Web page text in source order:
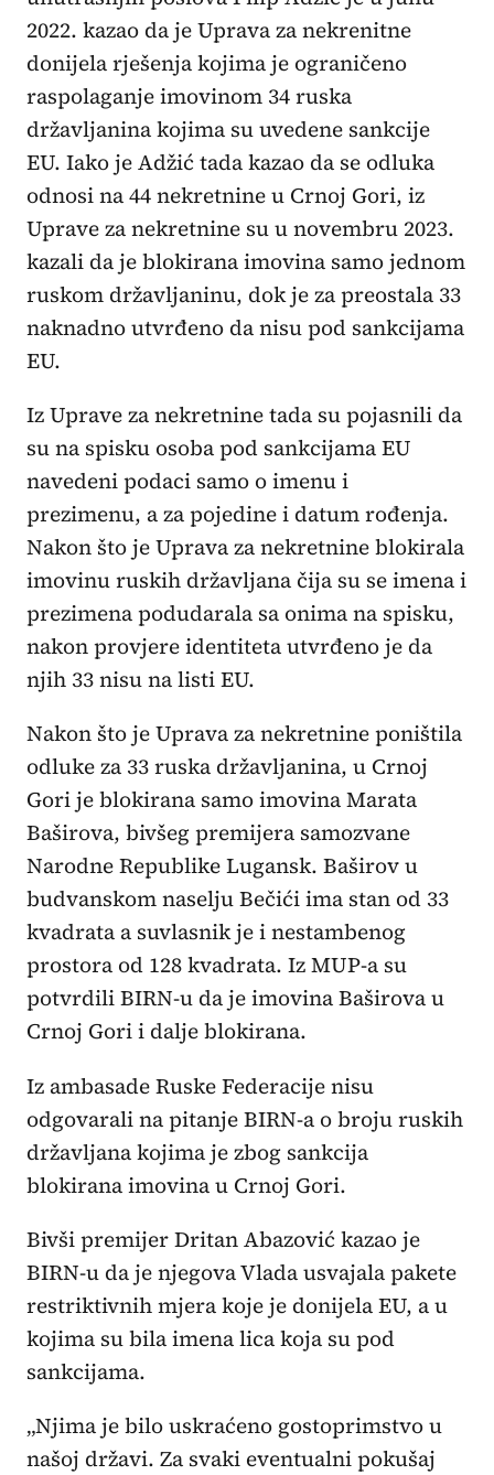
2022. kazao da je Uprava za nekrenitne
donijela rješenja kojima je ograničeno
raspolaganje imovinom 34 ruska
državljanina kojima su uvedene sankcije
EU. Iako je Adžić tada kazao da se odluka
odnosi na 44 nekretnine u Crnoj Gori, iz
Uprave za nekretnine su u novembru 2023.
kazali da je blokirana imovina samo jednom
ruskom državljaninu, dok je za preostala 33
naknadno utvrđeno da nisu pod sankcijama
EU.
Iz Uprave za nekretnine tada su pojasnili da
su na spisku osoba pod sankcijama EU
navedeni podaci samo o imenu i
prezimenu, a za pojedine i datum rođenja.
Nakon što je Uprava za nekretnine blokirala
imovinu ruskih državljana čija su se imena i
prezimena podudarala sa onima na spisku,
nakon provjere identiteta utvrđeno je da
njih 33 nisu na listi EU.
Nakon što je Uprava za nekretnine poništila
odluke za 33 ruska državljanina, u Crnoj
Gori je blokirana samo imovina Marata
Baširova, bivšeg premijera samozvane
Narodne Republike Lugansk. Baširov u
budvanskom naselju Bečići ima stan od 33
kvadrata a suvlasnik je i nestambenog
prostora od 128 kvadrata. Iz MUP-a su
potvrdili BIRN-u da je imovina Baširova u
Crnoj Gori i dalje blokirana.
Iz ambasade Ruske Federacije nisu
odgovarali na pitanje BIRN-a o broju ruskih
državljana kojima je zbog sankcija
blokirana imovina u Crnoj Gori.
Bivši premijer Dritan Abazović kazao je
BIRN-u da je njegova Vlada usvajala pakete
restriktivnih mjera koje je donijela EU, a u
kojima su bila imena lica koja su pod
sankcijama.
„Njima je bilo uskraćeno gostoprimstvo u
našoj državi. Za svaki eventualni pokušaj